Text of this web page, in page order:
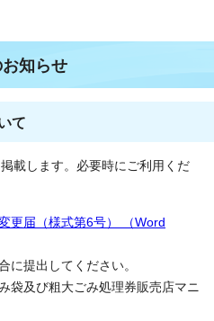
知らせ
て
載します。必要時にご利用くだ
更届（様式第6号） （Word
に提出してください。
袋及び粗大ごみ処理券販売店マニ